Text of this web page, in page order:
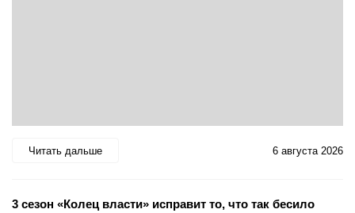
Читать дальше 6 августа 2026
3 сезон «Колец власти» исправит то, что так бесило